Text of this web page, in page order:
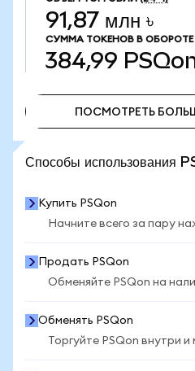
91,87 млн ৳
СУММА ТОКЕНОВ В ОБОРОТЕ
384,99
ПОСМОТРЕТЬ
Способы
Купить PSQon
Начните всего за пару
Продать PSQon
Обменяйте PSQon на
Обменять PSQon
Торгуйте PSQon внутри